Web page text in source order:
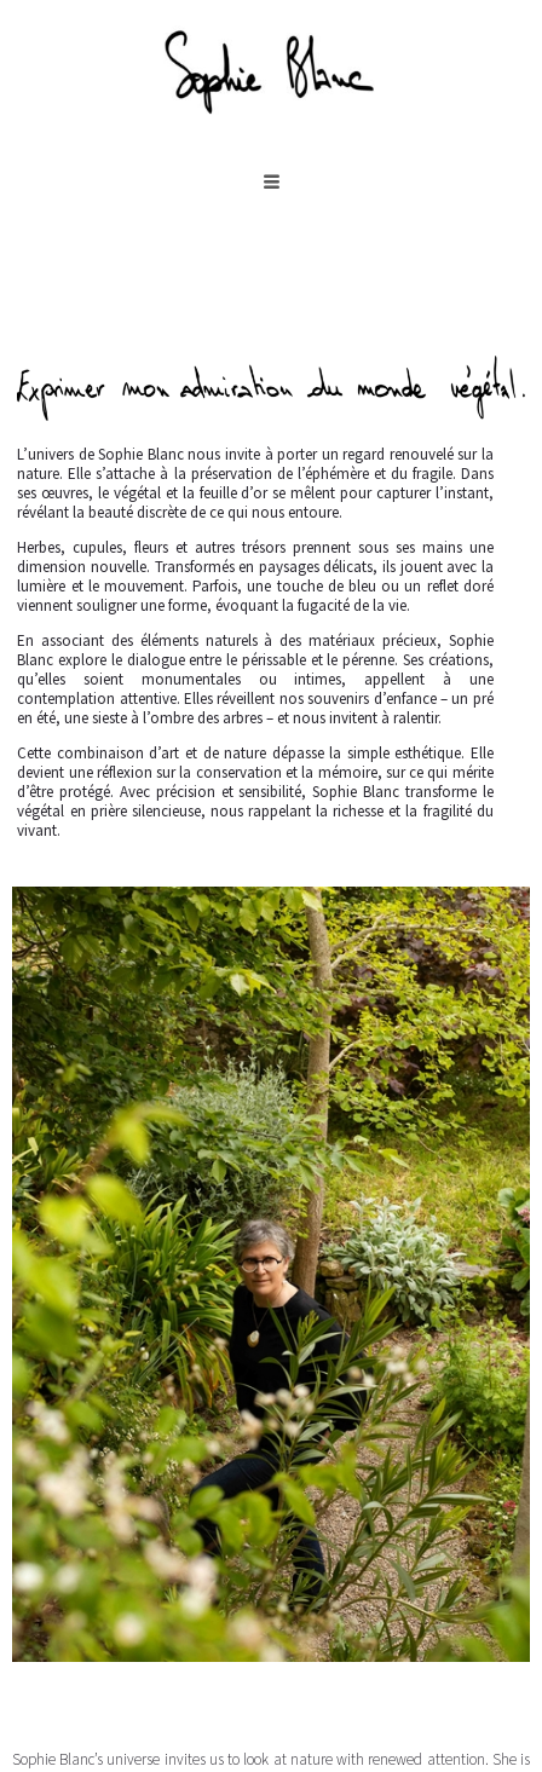
L’univers de Sophie Blanc nous invite à porter un regard renouvelé sur la
nature. Elle s’attache à la préservation de l’éphémère et du fragile. Dans
ses œuvres, le végétal et la feuille d’or se mêlent pour capturer l’instant,
révélant la beauté discrète de ce qui nous entoure.
Herbes, cupules, fleurs et autres trésors prennent sous ses mains une
dimension nouvelle. Transformés en paysages délicats, ils jouent avec la
lumière et le mouvement. Parfois, une touche de bleu ou un reflet doré
viennent souligner une forme, évoquant la fugacité de la vie.
En associant des éléments naturels à des matériaux précieux, Sophie
Blanc explore le dialogue entre le périssable et le pérenne. Ses créations,
qu’elles soient monumentales ou intimes, appellent à une
contemplation attentive. Elles réveillent nos souvenirs d’enfance – un pré
en été, une sieste à l’ombre des arbres – et nous invitent à ralentir.
Cette combinaison d’art et de nature dépasse la simple esthétique. Elle
devient une réflexion sur la conservation et la mémoire, sur ce qui mérite
d’être protégé. Avec précision et sensibilité, Sophie Blanc transforme le
végétal en prière silencieuse, nous rappelant la richesse et la fragilité du
vivant.
Sophie Blanc’s universe invites us to look at nature with renewed attention. She is